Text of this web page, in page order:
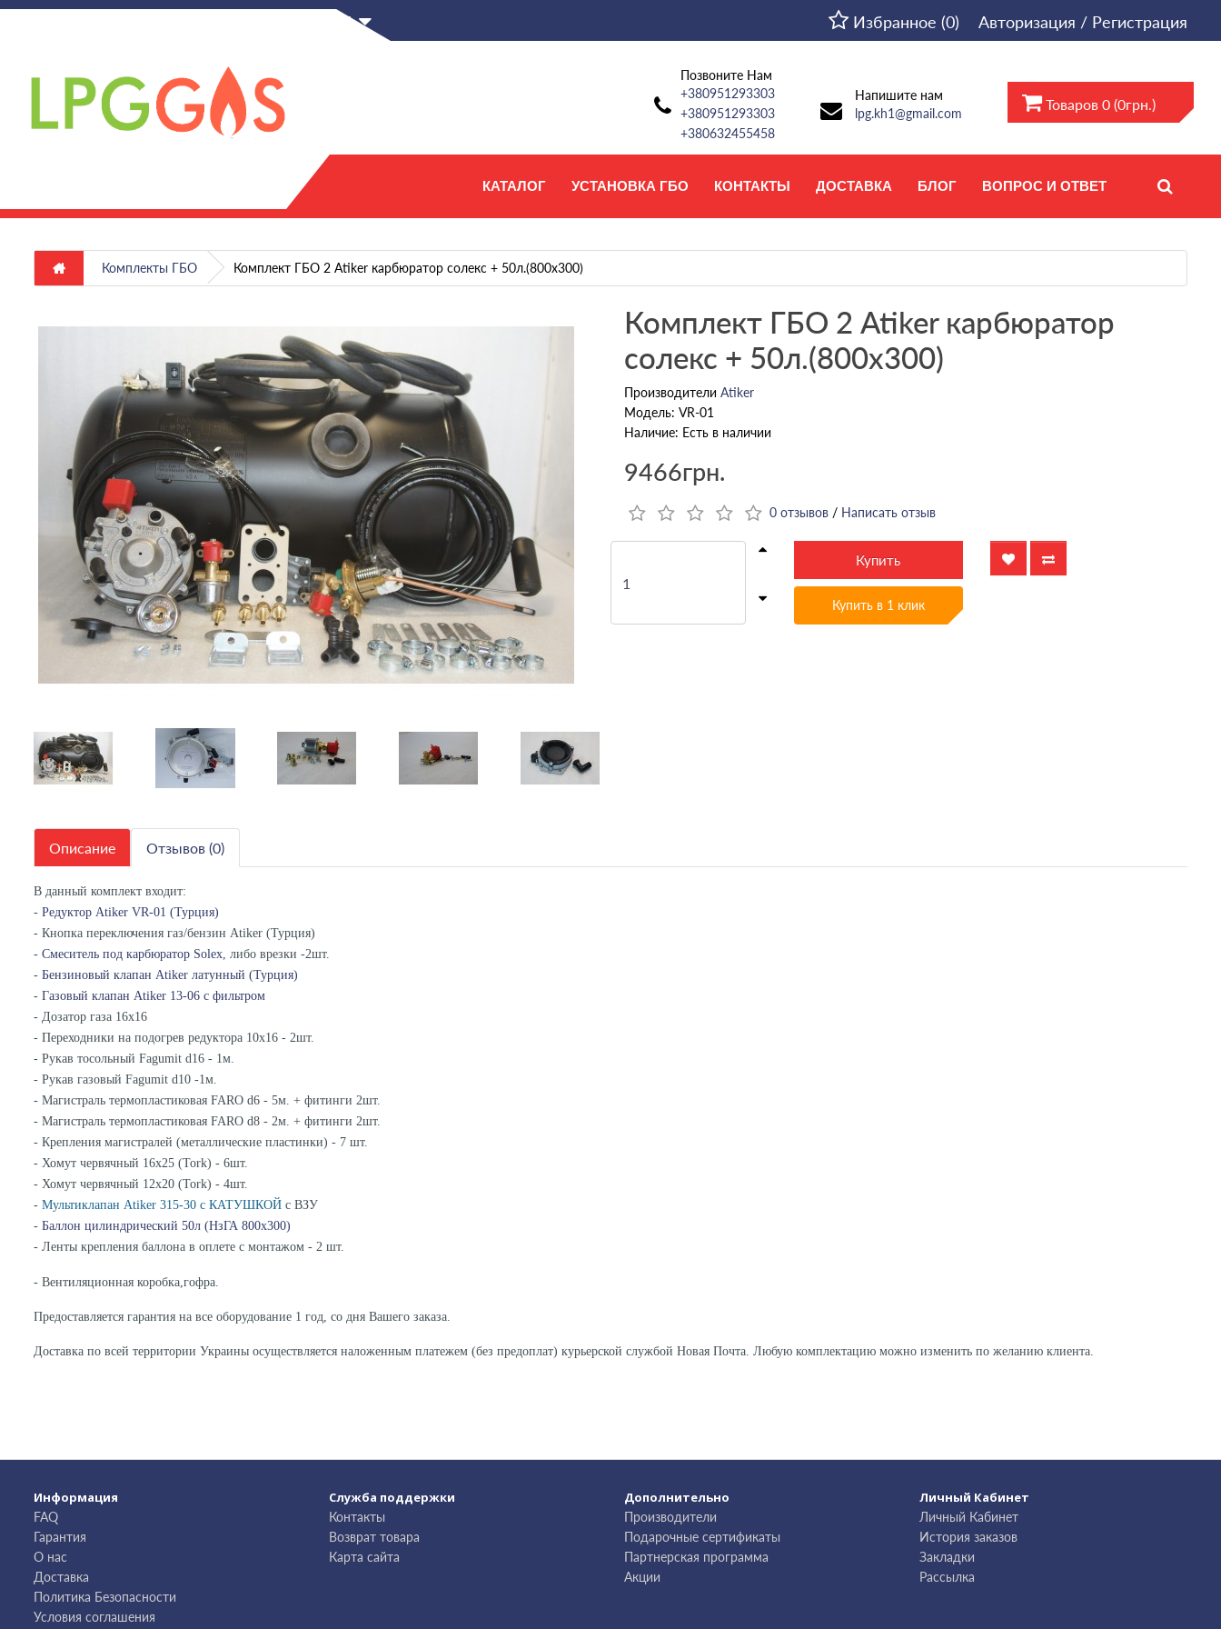
RU Избранное (0) Авторизация / Регистрация
Позвоните Нам
+380951293303
+380951293303
+380632455458
Напишите нам
lpg.kh1@gmail.com
Товаров 0 (0грн.)
КАТАЛОГ УСТАНОВКА ГБО КОНТАКТЫ ДОСТАВКА БЛОГ ВОПРОС И ОТВЕТ
Комплекты ГБО Комплект ГБО 2 Atiker карбюратор солекс + 50л.(800х300)
Комплект ГБО 2 Atiker карбюратор
солекс + 50л.(800х300)
Производители Atiker
Модель: VR-01
Наличие: Есть в наличии
9466грн.
0 отзывов / Написать отзыв
Купить
Купить в 1 клик
Описание Отзывов (0)
В данный комплект входит:
- Редуктор Atiker VR-01 (Турция)
- Кнопка переключения газ/бензин Atiker (Турция)
- Смеситель под карбюратор Solex, либо врезки -2шт.
- Бензиновый клапан Atiker латунный (Турция)
- Газовый клапан Atiker 13-06 c фильтром
- Дозатор газа 16х16
- Переходники на подогрев редуктора 10х16 - 2шт.
- Рукав тосольный Fagumit d16 - 1м.
- Рукав газовый Fagumit d10 -1м.
- Магистраль термопластиковая FARO d6 - 5м. + фитинги 2шт.
- Магистраль термопластиковая FARO d8 - 2м. + фитинги 2шт.
- Крепления магистралей (металлические пластинки) - 7 шт.
- Хомут червячный 16х25 (Tork) - 6шт.
- Хомут червячный 12х20 (Tork) - 4шт.
- Мультиклапан Atiker 315-30 с КАТУШКОЙ с ВЗУ
- Баллон цилиндрический 50л (НзГА 800х300)
- Ленты крепления баллона в оплете с монтажом - 2 шт.
- Вентиляционная коробка,гофра.
Предоставляется гарантия на все оборудование 1 год, со дня Вашего заказа.
Доставка по всей территории Украины осуществляется наложенным платежем (без предоплат) курьерской службой Новая Почта. Любую комплектацию можно изменить по желанию клиента.
Информация
FAQ
Гарантия
О нас
Доставка
Политика Безопасности
Условия соглашения
Служба поддержки
Контакты
Возврат товара
Карта сайта
Дополнительно
Производители
Подарочные сертификаты
Партнерская программа
Акции
Личный Кабинет
Личный Кабинет
История заказов
Закладки
Рассылка